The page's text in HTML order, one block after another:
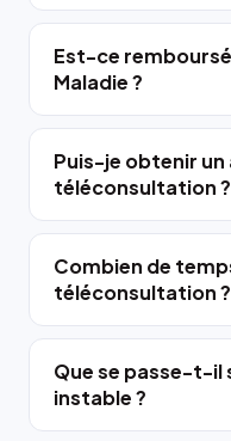
Est-ce
Maladie ?
Puis-je obtenir
téléconsultation ?
Combien de
téléconsultation ?
Que se passe-t-il
instable ?